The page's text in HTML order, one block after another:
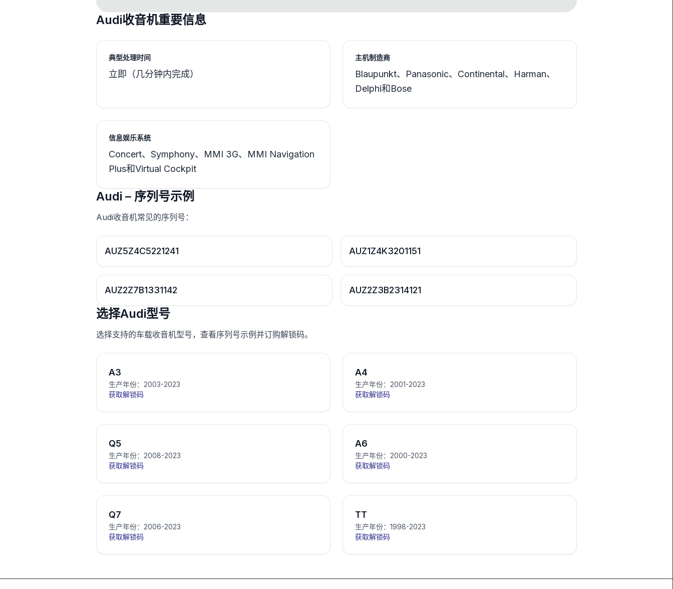
Audi收音机重要信息
典型处理时间
立即（几分钟内完成）
主机制造商
Blaupunkt、Panasonic、Continental、Harman、
Delphi和Bose
信息娱乐系统
Concert、Symphony、MMI 3G、MMI Navigation
Plus和Virtual Cockpit
Audi – 序列号示例
Audi收音机常见的序列号：
AUZ5Z4C5221241 AUZ1Z4K3201151
AUZ2Z7B1331142 AUZ2Z3B2314121
选择Audi型号
选择支持的车载收音机型号，查看序列号示例并订购解锁码。
A3
生产年份：2003-2023
获取解锁码
A4
生产年份：2001-2023
获取解锁码
Q5
生产年份：2008-2023
获取解锁码
A6
生产年份：2000-2023
获取解锁码
Q7
生产年份：2006-2023
获取解锁码
TT
生产年份：1998-2023
获取解锁码